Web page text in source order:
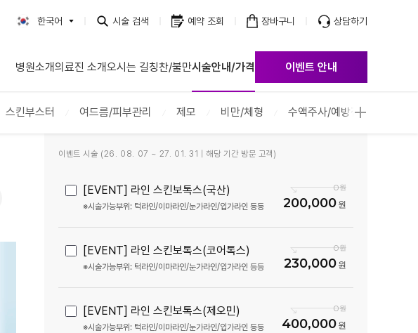
한국어
English
简体字
시술 검색 예약 조회 장바구니 상담하기
병원소개의료진 소개오시는 길칭찬/불만시술안내/가격 이벤트 안내
스킨부스터 여드름/피부관리 제모 비만/체형 수액주사/예방접종
이벤트 시술 (26. 08. 07 ~ 27. 01. 31 | 해당 기간 방문 고객)
[EVENT] 라인 스킨보톡스(국산)
※시술가능부위: 턱라인/이마라인/눈가라인/입가라인 등등
0
200,000
[EVENT] 라인 스킨보톡스(코어톡스)
※시술가능부위: 턱라인/이마라인/눈가라인/입가라인 등등
0
230,000
[EVENT] 라인 스킨보톡스(제오민)
※시술가능부위: 턱라인/이마라인/눈가라인/입가라인 등등
0
400,000